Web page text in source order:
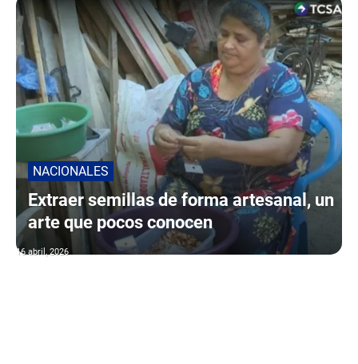
NACIONALES
Extraer semillas de forma artesanal, un
arte que pocos conocen
16 abril, 2026